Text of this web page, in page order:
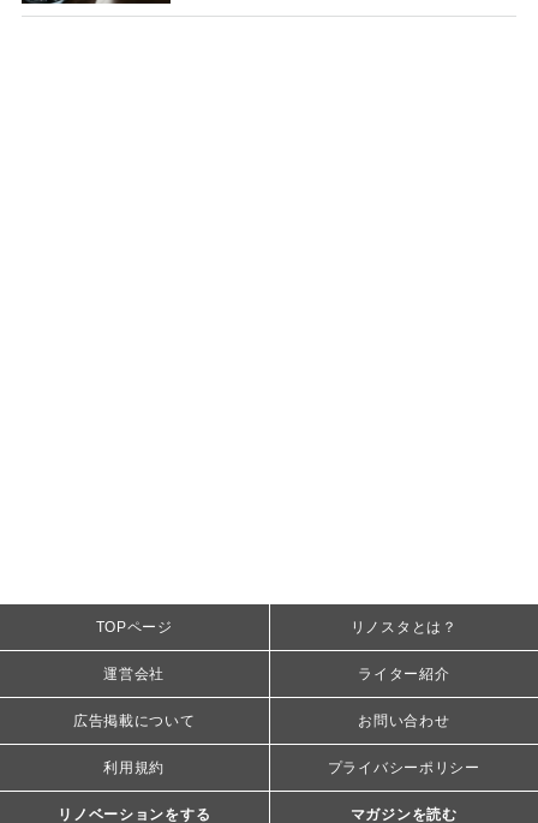
TOPページ リノスタとは？
運営会社 ライター紹介
広告掲載について お問い合わせ
利用規約 プライバシーポリシー
リノベーションをする マガジンを読む